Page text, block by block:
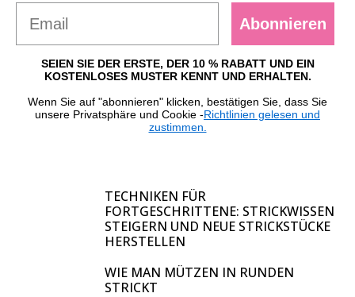
Abonnieren
SEIEN SIE DER ERSTE, DER 10 % RABATT UND EIN
KOSTENLOSES MUSTER KENNT UND ERHALTEN.
Wenn Sie auf "abonnieren" klicken, bestätigen Sie, dass Sie
unsere Privatsphäre und Cookie -Richtlinien gelesen und
zustimmen.
TECHNIKEN FÜR
FORTGESCHRITTENE: STRICKWISSEN
STEIGERN UND NEUE STRICKSTÜCKE
HERSTELLEN
WIE MAN MÜTZEN IN RUNDEN
STRICKT